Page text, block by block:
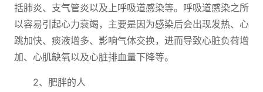
括肺炎、支气管炎以及上呼吸道感染等。呼吸道感染之所
以容易引起心力衰竭，主要是因为感染后会出现发热、心
跳加快、痰液增多、影响气体交换，进而导致心脏负荷增
加、心肌缺氧以及心脏排血量下降等。
2、肥胖的人